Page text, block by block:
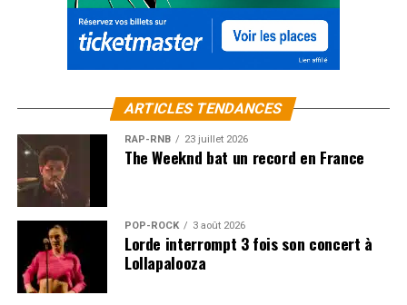
ARTICLES TENDANCES
RAP-RNB 23 juillet 2026
The Weeknd bat un record en France
POP-ROCK 3 août 2026
Lorde interrompt 3 fois son concert à
Lollapalooza